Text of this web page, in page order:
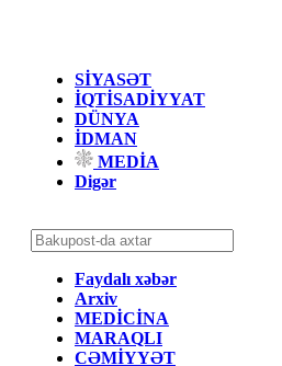
SİYASƏT
İQTİSADİYYAT
DÜNYA
İDMAN
MEDİA
Digər
Faydalı xəbər
Arxiv
MEDİCİNA
MARAQLI
CƏMİYYƏT